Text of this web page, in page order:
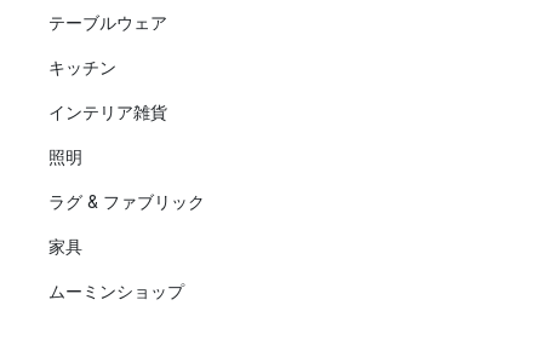
テーブルウェア
キッチン
インテリア雑貨
照明
ラグ & ファブリック
家具
ムーミンショップ